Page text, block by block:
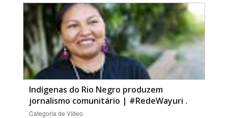
Indígenas do Rio Negro produzem
jornalismo comunitário | #RedeWayuri .
Categoria de Vídeo